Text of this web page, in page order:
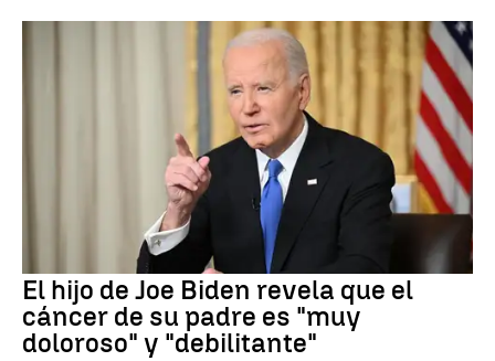
El hijo de Joe Biden revela que el
cáncer de su padre es "muy
doloroso" y "debilitante"